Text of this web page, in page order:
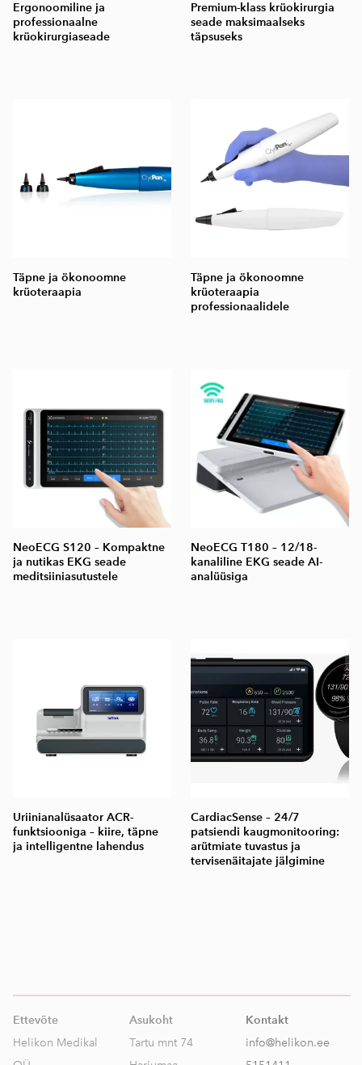
Ergonoomiline ja
professionaalne
krüokirurgiaseade
Premium-klass krüokirurgia
seade maksimaalseks
täpsuseks
Täpne ja ökonoomne
krüoteraapia
Täpne ja ökonoomne
krüoteraapia
professionaalidele
NeoECG S120 – Kompaktne
ja nutikas EKG seade
meditsiiniasutustele
NeoECG T180 – 12/18-
kanaliline EKG seade AI-
analüüsiga
Uriinianalüsaator ACR-
funktsiooniga – kiire, täpne
ja intelligentne lahendus
CardiacSense – 24/7
patsiendi kaugmonitooring:
arütmiate tuvastus ja
tervisenäitajate jälgimine
Ettevõte
Helikon Medikal
Asukoht
Tartu mnt 74
Kontakt
info@helikon.ee